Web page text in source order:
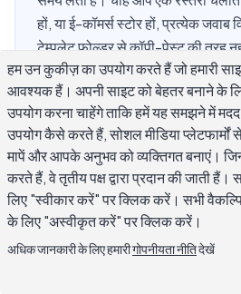
हों, या ई-कॉमर्स स्टोर हों, प्रत्येक जवाब
टेम्पलेट फ़ोल्डर से कॉपी-पेस्ट की तरह
प्रतिक्रिया जनरेटर समीक्षा सामग्री,
आप जो टोन चाहते हैं उसके आधार पर
तैयार करके समय की समस्या को हल
प्रभावी ढंग से कैसे उपयोग करें, इस पर
खिलाएं, सकारात्मक, नकारात्मक और
अलग कैसे संभालें, और कब जनरेटर को
समीक्षा प्रतिक्रिया जनरेटर
हम उन कुकीज़ का उपयोग करते हैं जो हमारी
आवश्यक हैं। अपनी साइट को बेहतर बनाने के
उपयोग करना चाहेंगे ताकि हमें यह समझने में
उपयोग कैसे करते हैं, सोशल मीडिया प्लेटफार्मों
मापें और आपके अनुभव को व्यक्तिगत बनाएं।
करते हैं, वे तृतीय पक्ष द्वारा प्रदान की जाती
लिए "स्वीकार करें" पर क्लिक करें। सभी
के लिए "अस्वीकृत करें" पर क्लिक करें।
अधिक जानकारी के लिए हमारीगोपनीयता नीतिदेखें